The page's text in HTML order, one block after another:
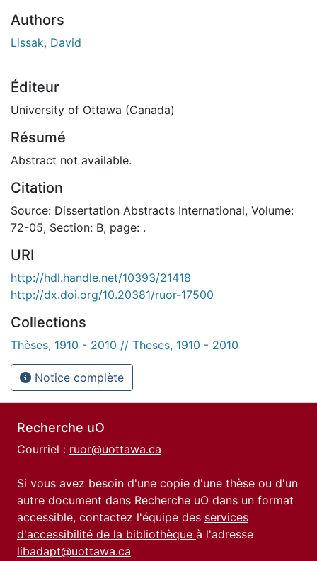
Authors
Lissak, David
Éditeur
University of Ottawa (Canada)
Résumé
Abstract not available.
Citation
Source: Dissertation Abstracts International, Volume:
72-05, Section: B, page: .
URI
http://hdl.handle.net/10393/21418
http://dx.doi.org/10.20381/ruor-17500
Collections
Thèses, 1910 - 2010 // Theses, 1910 - 2010
Notice complète
Recherche uO
Courriel : ruor@uottawa.ca
Si vous avez besoin d'une copie d'une thèse ou d'un
autre document dans Recherche uO dans un format
accessible, contactez l'équipe des services
d'accessibilité de la bibliothèque à l'adresse
libadapt@uottawa.ca